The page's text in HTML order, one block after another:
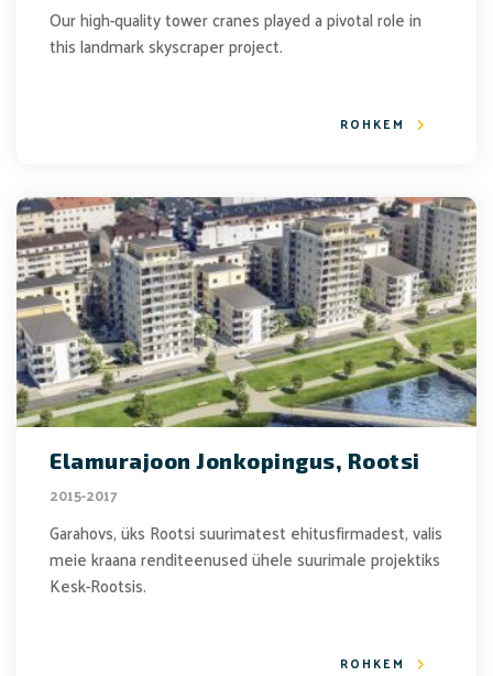
Our high-quality tower cranes played a pivotal role in
this landmark skyscraper project.
ROHKEM
Elamurajoon Jonkopingus, Rootsi
2015-2017
Garahovs, üks Rootsi suurimatest ehitusfirmadest, valis
meie kraana renditeenused ühele suurimale projektiks
Kesk-Rootsis.
ROHKEM